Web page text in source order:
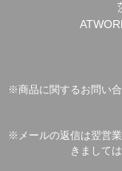
※商品に関するお問い
※メールの返信は翌営
きまして